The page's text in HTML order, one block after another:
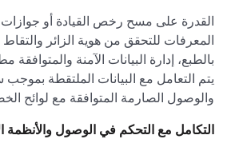
القدرة على مسح رخص القيادة أو
المعرفات للتحقق من هوية الزائر
بالطبع، إدارة البيانات الآمنة والمتوافقة
يتم التعامل مع البيانات الملتقطة
والوصول الصارمة المتوافقة مع لوائح
التكامل مع التحكم في الوصول والأنظمة